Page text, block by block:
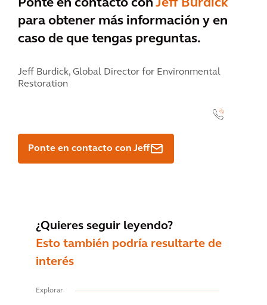
Ponte en contacto con Jeff Burdick
para obtener más información y en
caso de que tengas preguntas.
Jeff Burdick, Global Director for Environmental
Restoration
Ponte en contacto con Jeff
¿Quieres seguir leyendo?
Esto también podría resultarte de
interés
Explorar